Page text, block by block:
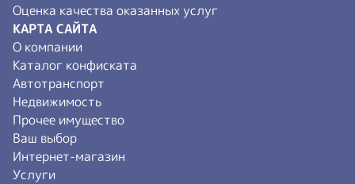
Оценка качества оказанных услуг
КАРТА САЙТА
О компании
Каталог конфиската
Автотранспорт
Недвижимость
Прочее имущество
Ваш выбор
Интернет-магазин
Услуги